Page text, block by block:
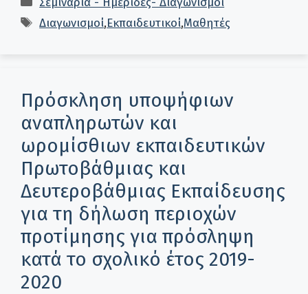
Ετικέτες
Διαγωνισμοί,Εκπαιδευτικοί,Μαθητές
Πρόσκληση υποψήφιων
αναπληρωτών και
ωρομίσθιων εκπαιδευτικών
Πρωτοβάθμιας και
Δευτεροβάθμιας Εκπαίδευσης
για τη δήλωση περιοχών
προτίμησης για πρόσληψη
κατά το σχολικό έτος 2019-
2020